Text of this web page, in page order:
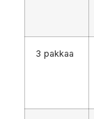
3 pakkaa